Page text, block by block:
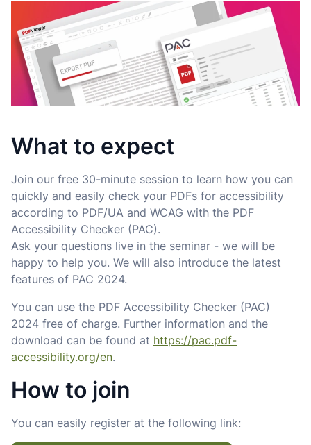
What to expect
Join our free 30-minute session to learn how you can
quickly and easily check your PDFs for accessibility
according to PDF/UA and WCAG with the PDF
Accessibility Checker (PAC).
Ask your questions live in the seminar - we will be
happy to help you. We will also introduce the latest
features of PAC 2024.
You can use the PDF Accessibility Checker (PAC)
2024 free of charge. Further information and the
download can be found at https://pac.pdf-
accessibility.org/en.
How to join
You can easily register at the following link: